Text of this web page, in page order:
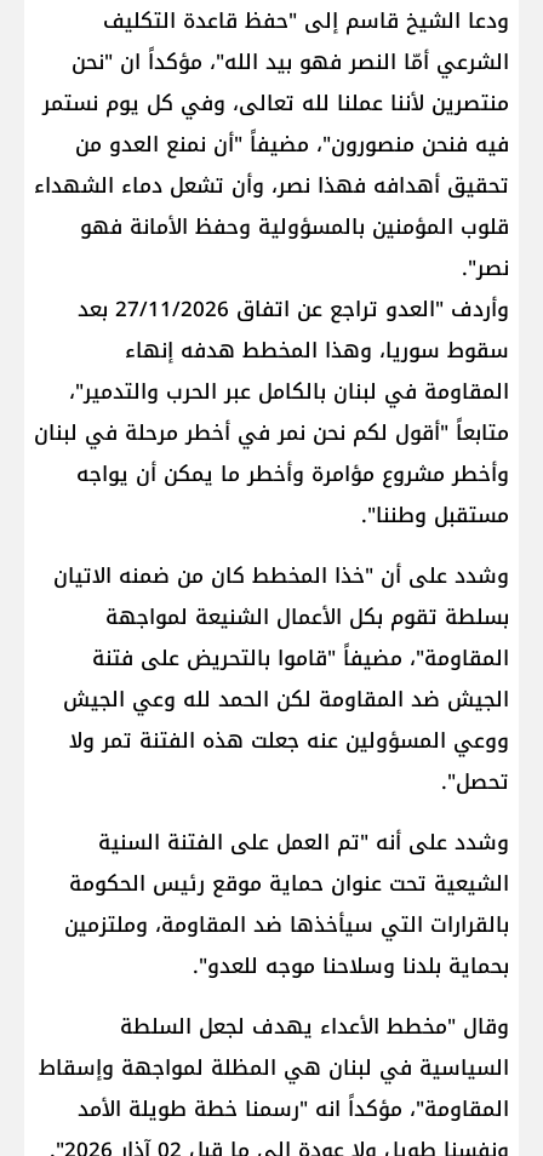
ودعا الشيخ قاسم إلى "حفظ قاعدة التكليف
الشرعي أمّا النصر فهو بيد الله"، مؤكداً ان "نحن
منتصرين لأننا عملنا لله تعالى، وفي كل يوم نستمر
فيه فنحن منصورون"، مضيفاً "أن نمنع العدو من
تحقيق أهدافه فهذا نصر، وأن تشعل دماء الشهداء
قلوب المؤمنين بالمسؤولية وحفظ الأمانة فهو
نصر".
وأردف "العدو تراجع عن اتفاق 27/11/2026 بعد
سقوط سوريا، وهذا المخطط هدفه إنهاء
المقاومة في لبنان بالكامل عبر الحرب والتدمير"،
متابعاً "أقول لكم نحن نمر في أخطر مرحلة في لبنان
وأخطر مشروع مؤامرة وأخطر ما يمكن أن يواجه
مستقبل وطننا".
وشدد على أن "خذا المخطط كان من ضمنه الاتيان
بسلطة تقوم بكل الأعمال الشنيعة لمواجهة
المقاومة"، مضيفاً "قاموا بالتحريض على فتنة
الجيش ضد المقاومة لكن الحمد لله وعي الجيش
ووعي المسؤولين عنه جعلت هذه الفتنة تمر ولا
تحصل".
وشدد على أنه "تم العمل على الفتنة السنية
الشيعية تحت عنوان حماية موقع رئيس الحكومة
بالقرارات التي سيأخذها ضد المقاومة، وملتزمين
بحماية بلدنا وسلاحنا موجه للعدو".
وقال "مخطط الأعداء يهدف لجعل السلطة
السياسية في لبنان هي المظلة لمواجهة وإسقاط
المقاومة"، مؤكداً انه "رسمنا خطة طويلة الأمد